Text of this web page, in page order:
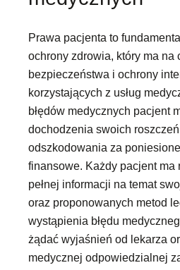
Prawa pacjenta to
ochrony zdrowia, który ma na
bezpieczeństwa i ochrony
korzystających z usług
błędów medycznych pacjent
dochodzenia swoich
odszkodowania za
finansowe. Każdy pacjent ma
pełnej informacji na temat
oraz proponowanych metod
wystąpienia błędu
żądać wyjaśnień od lekarza
medycznej odpowiedzialnej